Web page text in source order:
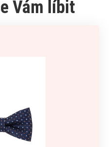
Vám líbit